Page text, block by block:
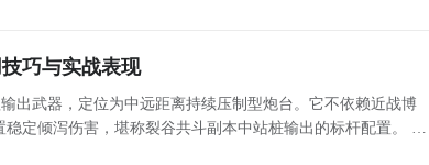
巧与实战表现
出武器，定位为中远距离持续压制型炮台。它不依赖近战博
定倾泻伤害，堪称裂谷共斗副本中站桩输出的标杆配置。 核